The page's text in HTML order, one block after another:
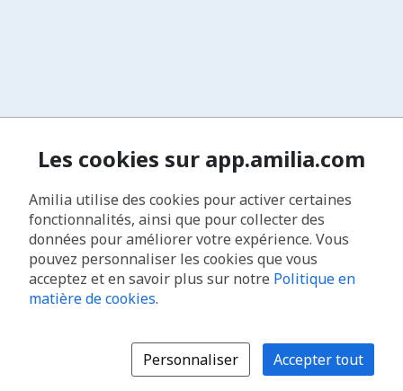
Les cookies sur app.amilia.com
Amilia utilise des cookies pour activer certaines
fonctionnalités, ainsi que pour collecter des
données pour améliorer votre expérience. Vous
pouvez personnaliser les cookies que vous
acceptez et en savoir plus sur notre Politique en
matière de cookies.
Personnaliser Accepter tout